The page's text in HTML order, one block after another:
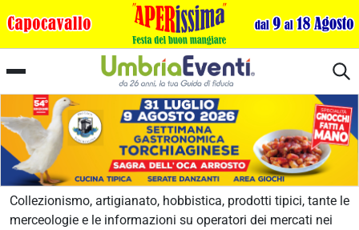
Fiere Terni
Collezionismo, artigianato, hobbistica, prodotti tipici, tante le
merceologie e le informazioni su operatori dei mercati nei